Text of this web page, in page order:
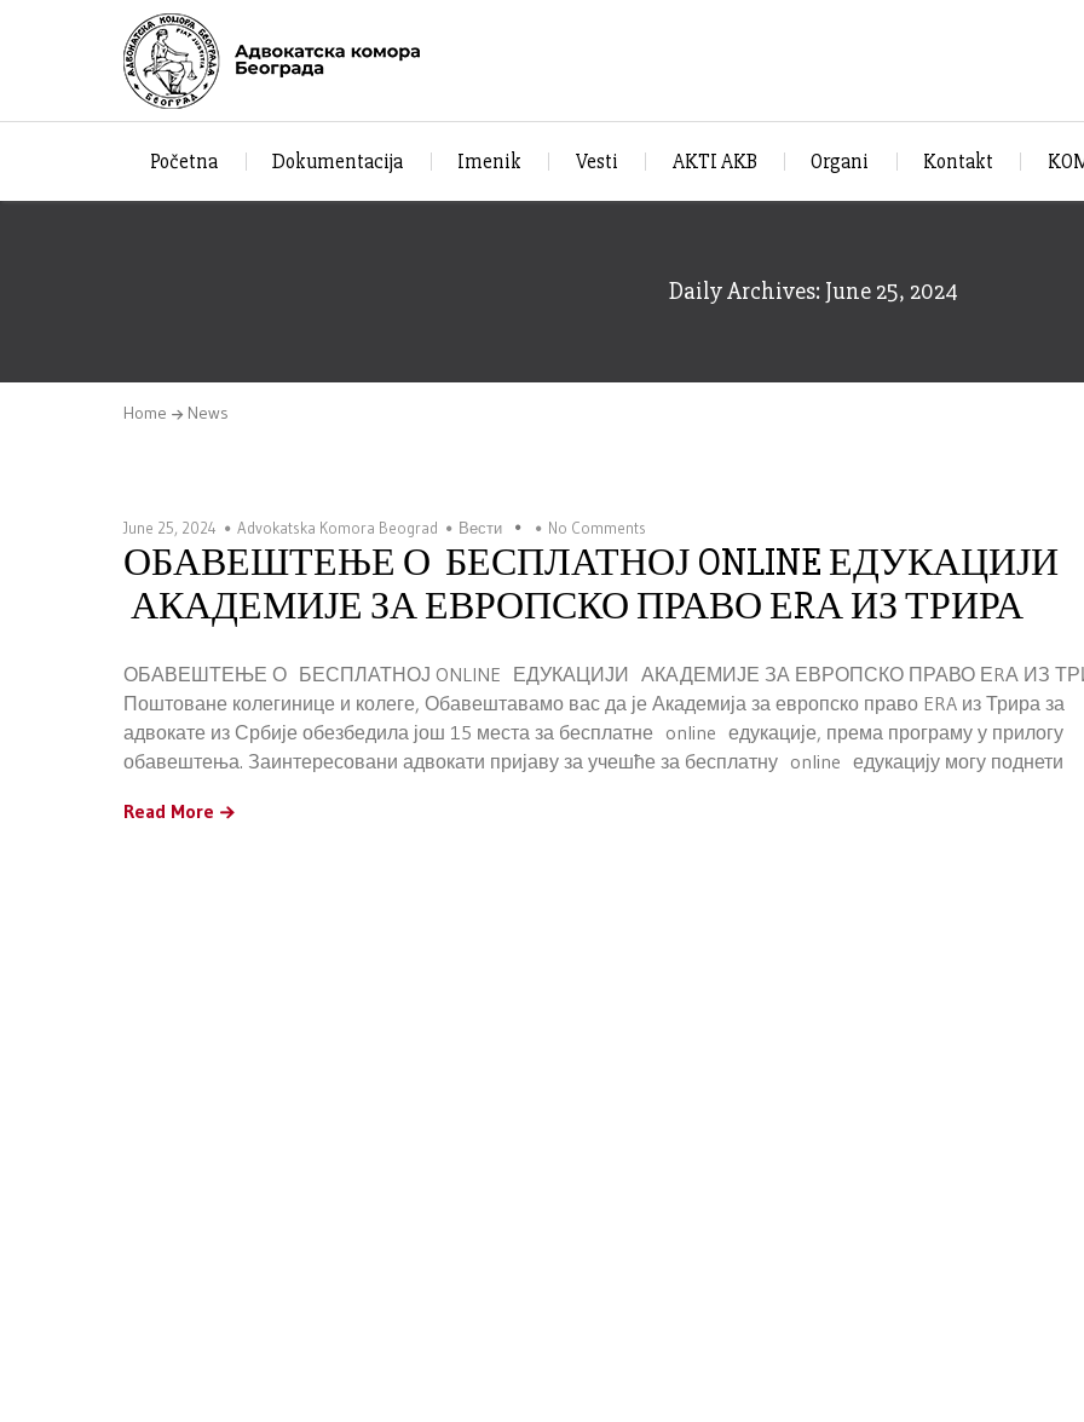
Početna Dokumentacija Imenik Vesti AKTI AKB Organi Kontakt
Daily Archives: June 25, 2024
Home News
June 25, 2024 Advokatska Komora Beograd Вести No Comments
ОБАВЕШТЕЊЕ О БЕСПЛАТНОЈ ONLINE ЕДУКАЦИЈИ
АКАДЕМИЈЕ ЗА ЕВРОПСКО ПРАВО ЕRА ИЗ ТРИРА
ОБАВЕШТЕЊЕ О БЕСПЛАТНОЈ ONLINE ЕДУКАЦИЈИ АКАДЕМИЈЕ ЗА ЕВРОПСКО ПРАВО ЕRА ИЗ
Поштоване колегинице и колеге, Обавештавамо вас да је Академија за европско право ERA из Трира за
адвокате из Србије обезбедила још 15 места за бесплатне online едукације, према програму у прилогу
обавештења. Заинтересовани адвокати пријаву за учешће за бесплатну online едукацију могу поднети
Read More